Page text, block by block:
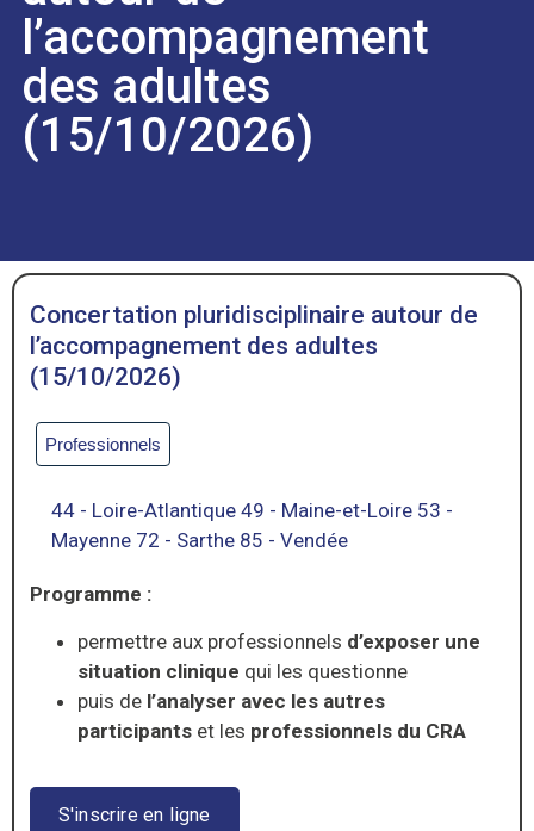
l’accompagnement
des adultes
(15/10/2026)
Concertation pluridisciplinaire autour de
l’accompagnement des adultes
(15/10/2026)
Professionnels
44 - Loire-Atlantique 49 - Maine-et-Loire 53 -
Mayenne 72 - Sarthe 85 - Vendée
Programme :
permettre aux professionnels d’exposer une
situation clinique qui les questionne
puis de l’analyser avec les autres
participantset les professionnels du CRA
S'inscrire en ligne